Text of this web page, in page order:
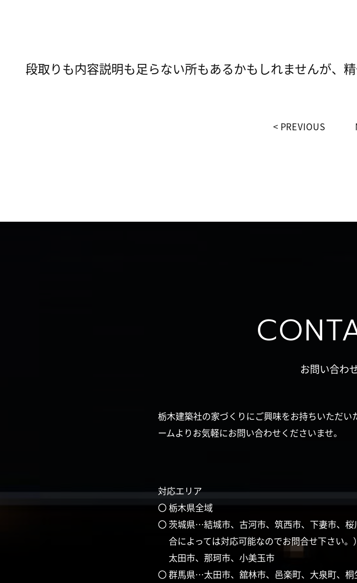
段取りも内容説明も足らない所もあるかもしれませんが、
PREVIOUS
お問い合わ
栃木建築社の家づくりにご興味をお持ちいただ
ームよりお気軽にお問い合わせくださいませ。
対応エリア
〇 栃木県全域
〇 茨城県…結城市、古河市、筑西市、下妻市、
合によっては対応可能なのでお問合せ下さい
太田市、那珂市、小美玉市
〇 群馬県…太田市、舘林市、邑楽町、大泉町、